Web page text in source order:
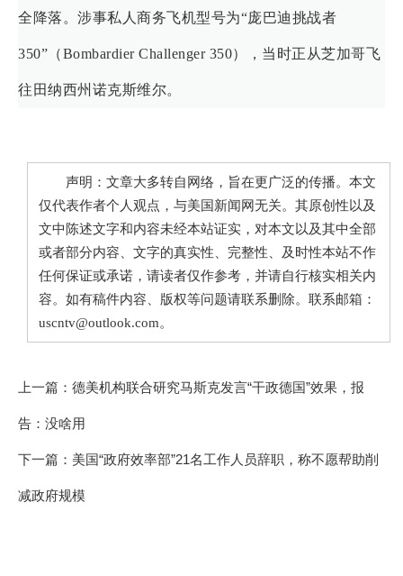
全降落。涉事私人商务飞机型号为“庞巴迪挑战者
350”（Bombardier Challenger 350），当时正从芝加哥飞
往田纳西州诺克斯维尔。
声明：文章大多转自网络，旨在更广泛的传播。本文
仅代表作者个人观点，与美国新闻网无关。其原创性以及
文中陈述文字和内容未经本站证实，对本文以及其中全部
或者部分内容、文字的真实性、完整性、及时性本站不作
任何保证或承诺，请读者仅作参考，并请自行核实相关内
容。如有稿件内容、版权等问题请联系删除。联系邮箱：
uscntv@outlook.com。
上一篇： 德美机构联合研究马斯克发言“干政德国”效果，报
告：没啥用
下一篇： 美国“政府效率部”21名工作人员辞职，称不愿帮助削
减政府规模